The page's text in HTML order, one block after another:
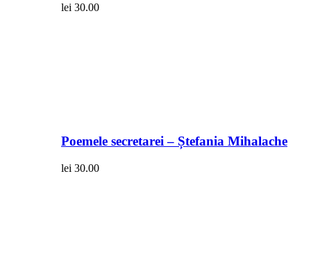
lei 30.00
Poemele secretarei – Ștefania Mihalache
lei 30.00